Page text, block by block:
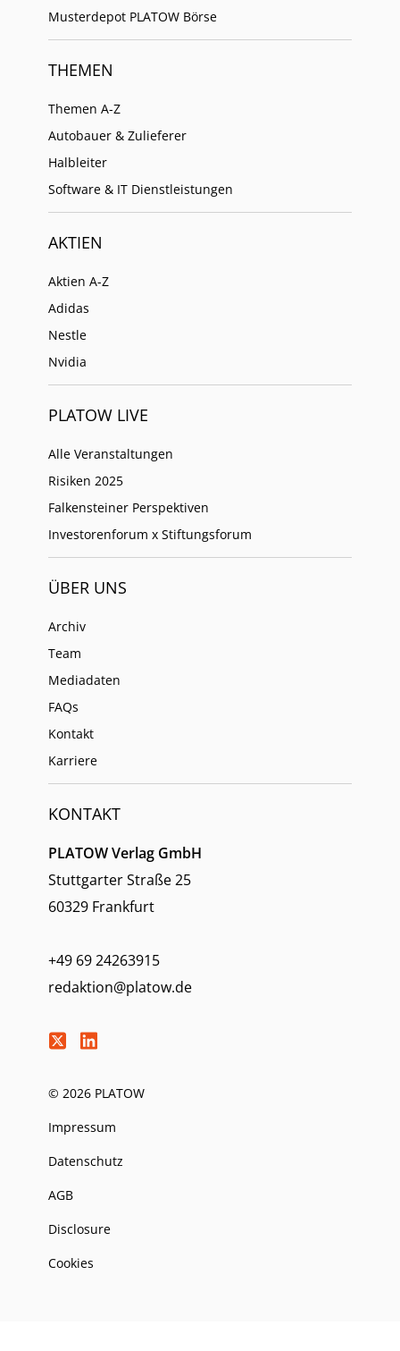
Musterdepot PLATOW Börse
THEMEN
Themen A-Z
Autobauer & Zulieferer
Halbleiter
Software & IT Dienstleistungen
AKTIEN
Aktien A-Z
Adidas
Nestle
Nvidia
PLATOW LIVE
Alle Veranstaltungen
Risiken 2025
Falkensteiner Perspektiven
Investorenforum x Stiftungsforum
ÜBER UNS
Archiv
Team
Mediadaten
FAQs
Kontakt
Karriere
KONTAKT
PLATOW Verlag GmbH
Stuttgarter Straße 25
60329 Frankfurt
+49 69 24263915
redaktion@platow.de
© 2026 PLATOW
Impressum
Datenschutz
AGB
Disclosure
Cookies